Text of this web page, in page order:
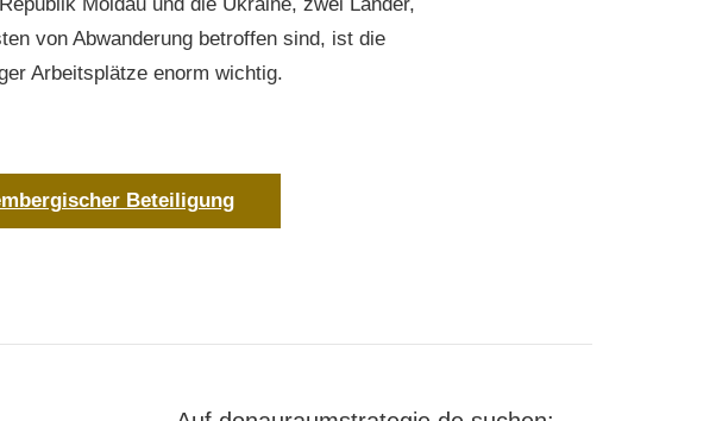
von Abwanderung betroffen sind, ist die
Arbeitsplätze enorm wichtig.
Beteiligung